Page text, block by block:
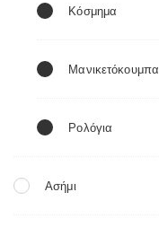
Κόσμημα
Μανικετόκουμπα
Ρολόγια
Ασήμι